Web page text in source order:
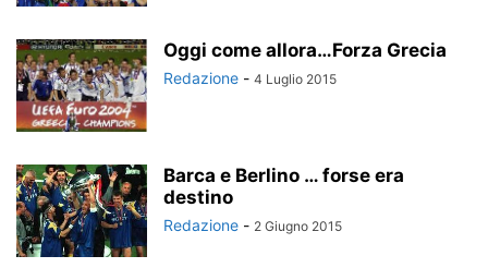
Oggi come allora…Forza Grecia
Redazione - 4 Luglio 2015
Barca e Berlino … forse era
destino
Redazione - 2 Giugno 2015